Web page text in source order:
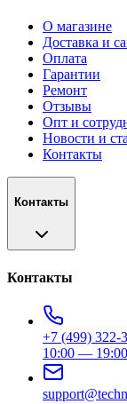
О магазине
Доставка и
Оплата
Гарантии
Ремонт
Отзывы
Опт и
Новости и
Контакты
Контакты
Контакты
+7 (499) 322-
10:00 — 19:00